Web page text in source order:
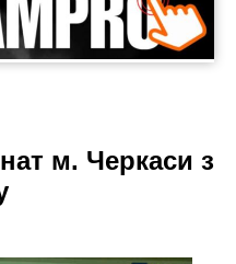
м. Черкаси з